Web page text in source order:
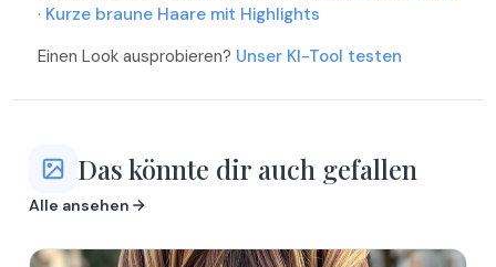
Mehr
Mehr
Mehr
Mehr
Mehr
· Kurze braune Haare mit Highlights
Einen Look ausprobieren? Unser KI-Tool testen
Das könnte dir auch gefallen
Alle ansehen